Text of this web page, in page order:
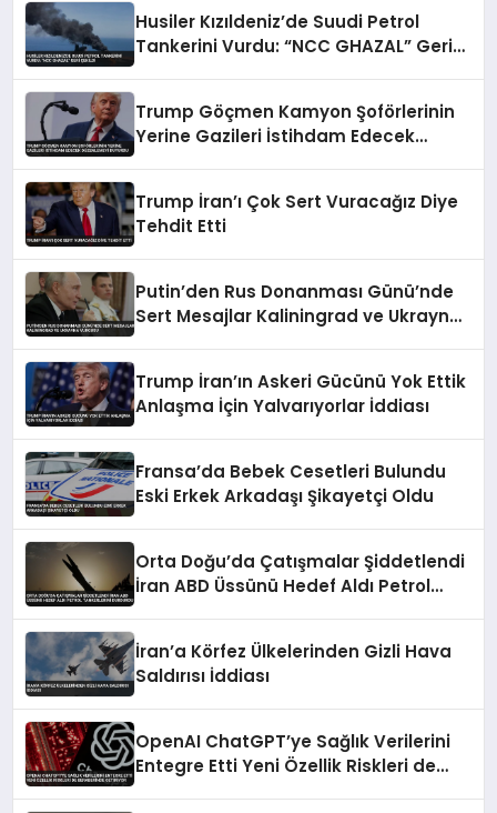
Husiler Kızıldeniz’de Suudi Petrol
Tankerini Vurdu: “NCC GHAZAL” Geri
Trump Göçmen Kamyon Şoförlerinin
Yerine Gazileri İstihdam Edecek
Trump İran’ı Çok Sert Vuracağız Diye
Tehdit Etti
Putin’den Rus Donanması Günü’nde
Sert Mesajlar Kaliningrad ve Ukrayna
Trump İran’ın Askeri Gücünü Yok Ettik
Anlaşma İçin Yalvarıyorlar İddiası
Fransa’da Bebek Cesetleri Bulundu
Eski Erkek Arkadaşı Şikayetçi Oldu
Orta Doğu’da Çatışmalar Şiddetlendi
İran ABD Üssünü Hedef Aldı Petrol
İran’a Körfez Ülkelerinden Gizli Hava
Saldırısı İddiası
OpenAI ChatGPT’ye Sağlık Verilerini
Entegre Etti Yeni Özellik Riskleri de